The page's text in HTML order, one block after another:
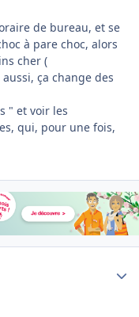
de bureau, et se
à pare choc, alors
cher (
ça change des
" et voir les
qui, pour une fois,